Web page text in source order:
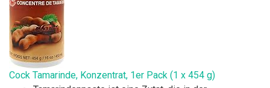
Cock Tamarinde, Konzentrat, 1er Pack (1 x 454 g)